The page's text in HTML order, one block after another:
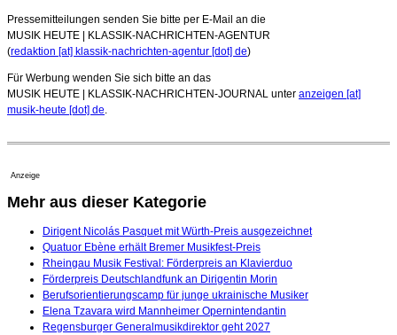
Pressemitteilungen senden Sie bitte per E-Mail an die
MUSIK HEUTE | KLASSIK-NACHRICHTEN-AGENTUR
(redaktion [at] klassik-nachrichten-agentur [dot] de)
Für Werbung wenden Sie sich bitte an das
MUSIK HEUTE | KLASSIK-NACHRICHTEN-JOURNAL unter anzeigen [at]
musik-heute [dot] de
Anzeige
Mehr aus dieser Kategorie
Dirigent Nicolás Pasquet mit Würth-Preis ausgezeichnet
Quatuor Ebène erhält Bremer Musikfest-Preis
Rheingau Musik Festival: Förderpreis an Klavierduo
Förderpreis Deutschlandfunk an Dirigentin Morin
Berufsorientierungscamp für junge ukrainische Musiker
Elena Tzavara wird Mannheimer Opernintendantin
Regensburger Generalmusikdirektor geht 2027